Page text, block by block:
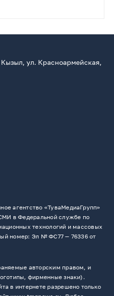
ул. Красноармейская,
агентство «ТуваМедиаГрупп»
в Федеральной службе по
технологий и массовых
номер: Эл № ФС77 — 76336 от
авторским правом, и
фирменные знаки).
в интернете разрешено только